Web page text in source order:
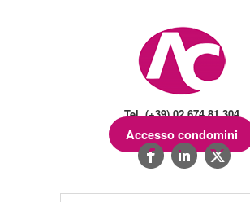
Tel. (+39) 02.674.81.304
Accesso condomini